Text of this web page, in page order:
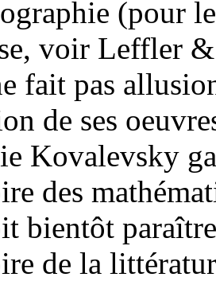
(pour
voir Leffler
fait pas
de ses
Kovalevsky
des
bientôt
de la